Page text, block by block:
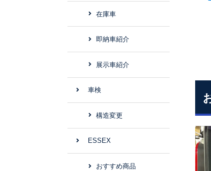
在庫車
即納車紹介
展示車紹介
車検
構造変更
ESSEX
おすすめ商品